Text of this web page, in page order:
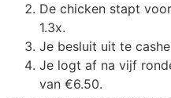
De chicken stapt
1.3x.
Je besluit uit te
Je logt af na vijf
van €6.50.